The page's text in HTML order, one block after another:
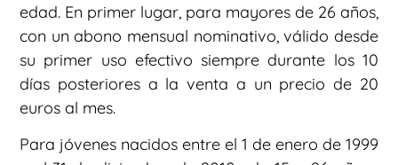
edad. En primer lugar, para mayores de 26 años,
con un abono mensual nominativo, válido desde
su primer uso efectivo siempre durante los 10
días posteriores a la venta a un precio de 20
euros al mes.
Para jóvenes nacidos entre el 1 de enero de 1999